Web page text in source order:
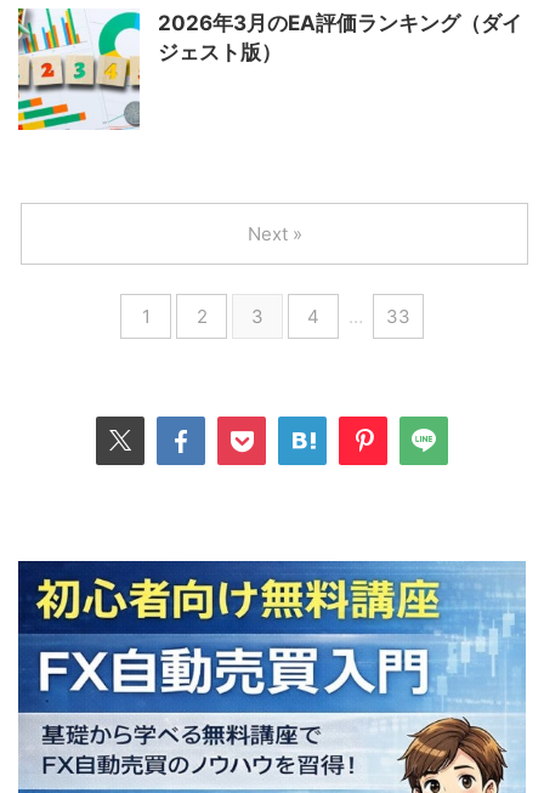
2026年3月のEA評価ランキング（ダイ
ジェスト版）
1 2 3 4 … 33
Next »